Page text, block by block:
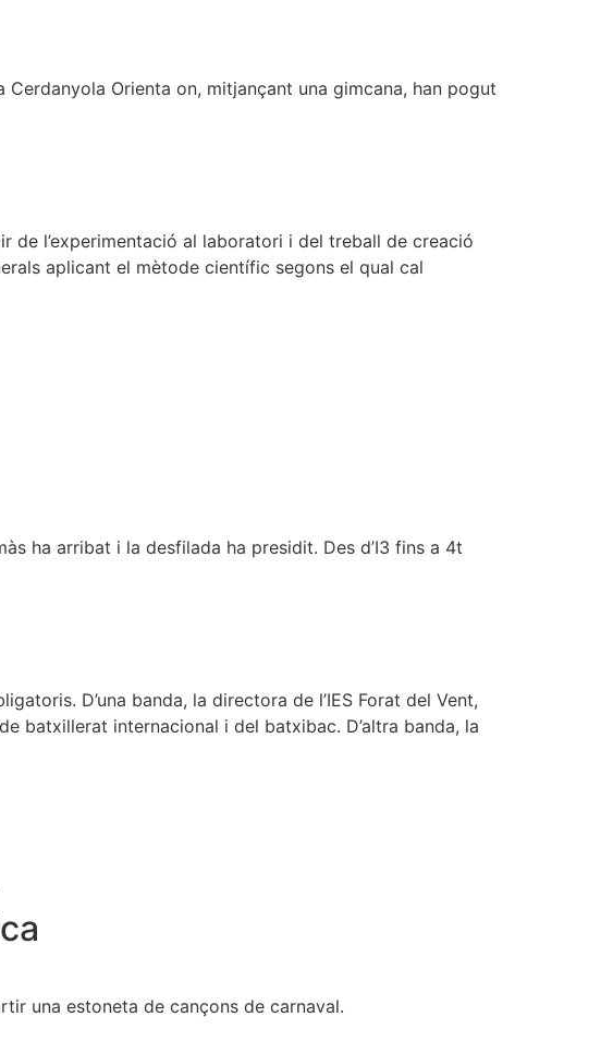
Orienta on, mitjançant una gimcana, han pogut
de l’experimentació al laboratori i del treball de creació
aplicant el mètode científic segons el qual cal
ha arribat i la desfilada ha presidit. Des d’I3 fins a 4t
D’una banda, la directora de l’IES Forat del Vent,
batxillerat internacional i del batxibac. D’altra banda, la
una estoneta de cançons de carnaval.